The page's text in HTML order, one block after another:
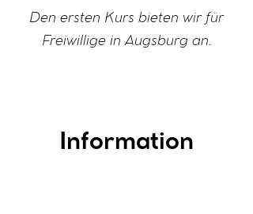
Den ersten Kurs bieten wir für
Freiwillige in Augsburg an.
Information